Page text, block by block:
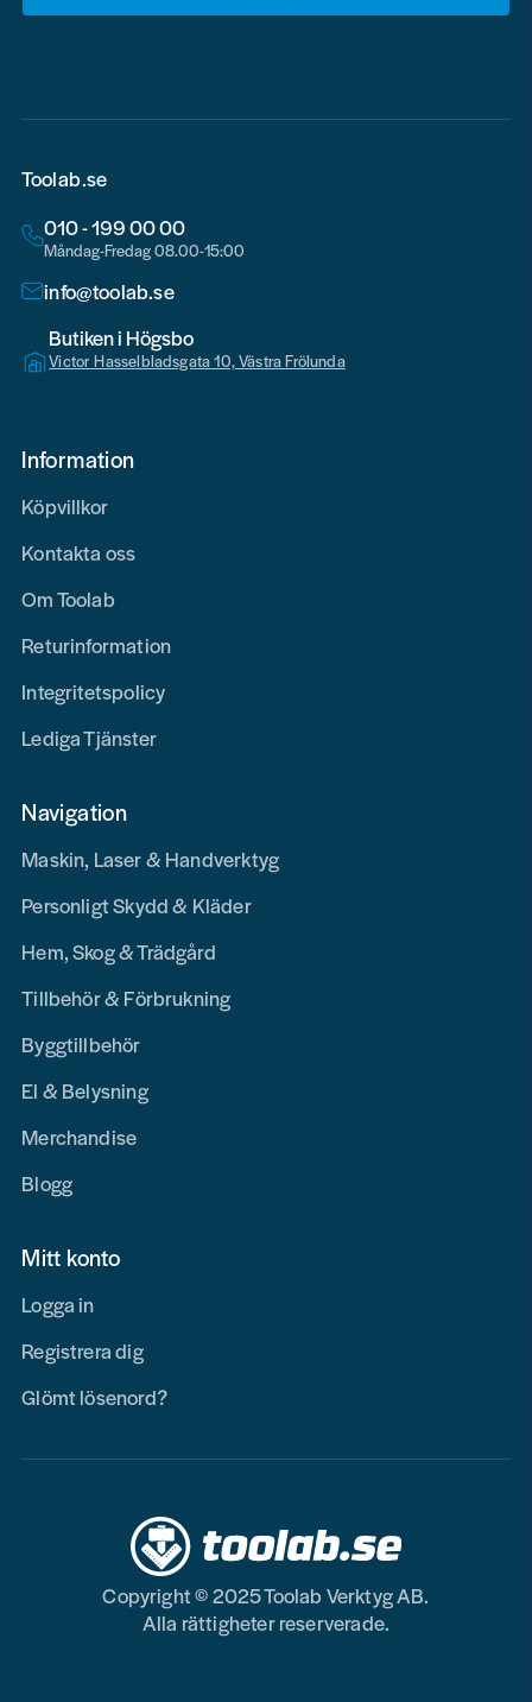
Toolab.se
010 - 199 00 00
Måndag-Fredag 08.00-15:00
info@toolab.se
Butiken i Högsbo
Victor Hasselbladsgata 10, Västra Frölunda
Information
Köpvillkor
Kontakta oss
Om Toolab
Returinformation
Integritetspolicy
Lediga Tjänster
Navigation
Maskin, Laser & Handverktyg
Personligt Skydd & Kläder
Hem, Skog & Trädgård
Tillbehör & Förbrukning
Byggtillbehör
El & Belysning
Merchandise
Blogg
Mitt konto
Logga in
Registrera dig
Glömt lösenord?
Copyright © 2025 Toolab Verktyg AB.
Alla rättigheter reserverade.